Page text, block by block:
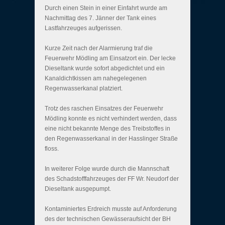
Durch einen Stein in einer Einfahrt wurde am
Nachmittag des 7. Jänner der Tank eines
Lastfahrzeuges aufgerissen.
Kurze Zeit nach der Alarmierung traf die
Feuerwehr Mödling am Einsatzort ein. Der lecke
Dieseltank wurde sofort abgedichtet und ein
Kanaldichtkissen am nahegelegenen
Regenwasserkanal platziert.
Trotz des raschen Einsatzes der Feuerwehr
Mödling konnte es nicht verhindert werden, dass
eine nicht bekannte Menge des Treibstoffes in
den Regenwasserkanal in der Hasslinger Straße
floss.
In weiterer Folge wurde durch die Mannschaft
des Schadstofffahrzeuges der FF Wr. Neudorf der
Dieseltank ausgepumpt.
Kontaminiertes Erdreich musste auf Anforderung
des der technischen Gewässeraufsicht der BH